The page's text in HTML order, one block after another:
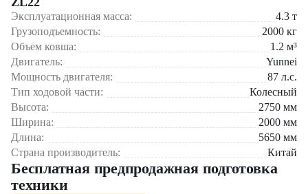
Усиленная рама
обеспечивает долговечность
и надёжность даже при
интенсивной эксплуатации
в сложных условиях. Это
гарантирует длительный
срок службы техники и
снижает затраты на ТО.
Оптимизированная
гидравлика
разработана с применением
передовых технологий, что
обеспечивает плавное и
точное управление рабочим
оборудованием. Это
Эксплуатационная масса: 4.3 т
Грузоподъемность:
2000 кг
Объем ковша:
1.2 м³
Двигатель:
Yunnei
Мощность двигателя:
87 л.с.
Тип ходовой части:
Колесный
Высота:
2750 мм
Ширина:
2000 мм
Длина:
5650 мм
Страна производитель:
Китай
Бесплатная предпродажная подготовка
техники